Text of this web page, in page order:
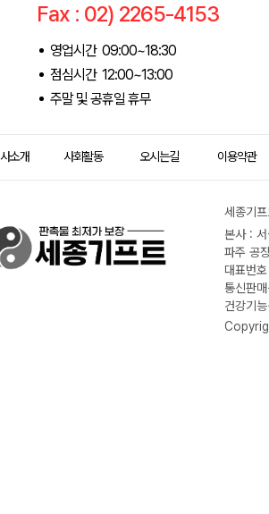
Fax : 02) 2265-4153
영업시간 09:00~18:30
점심시간 12:00~13:00
주말 및 공휴일 휴무
소개 사회활동 오시는길 이용약관
세종기
본사 :
파주 공
대표번
통신판
건강기